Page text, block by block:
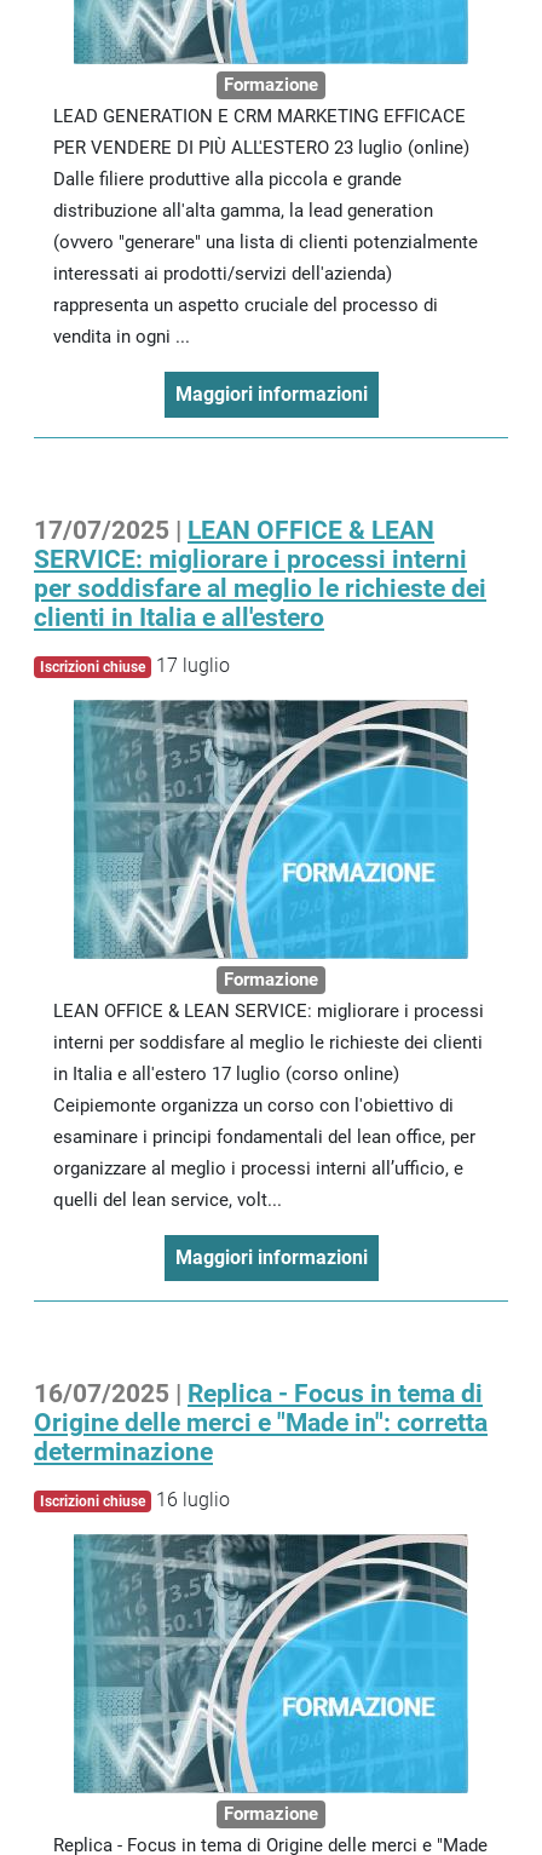
Formazione
LEAD GENERATION E CRM MARKETING EFFICACE
PER VENDERE DI PIÙ ALL'ESTERO 23 luglio (online)
Dalle filiere produttive alla piccola e grande
distribuzione all'alta gamma, la lead generation
(ovvero "generare" una lista di clienti potenzialmente
interessati ai prodotti/servizi dell'azienda)
rappresenta un aspetto cruciale del processo di
vendita in ogni ...
Maggiori informazioni
17/07/2025 | LEAN OFFICE & LEAN
SERVICE: migliorare i processi interni
per soddisfare al meglio le richieste dei
clienti in Italia e all'estero
Iscrizioni chiuse 17 luglio
Formazione
LEAN OFFICE & LEAN SERVICE: migliorare i processi
interni per soddisfare al meglio le richieste dei clienti
in Italia e all'estero 17 luglio (corso online)
Ceipiemonte organizza un corso con l'obiettivo di
esaminare i principi fondamentali del lean office, per
organizzare al meglio i processi interni all’ufficio, e
quelli del lean service, volt...
Maggiori informazioni
16/07/2025 | Replica - Focus in tema di
Origine delle merci e "Made in": corretta
determinazione
Iscrizioni chiuse 16 luglio
Formazione
Replica - Focus in tema di Origine delle merci e "Made